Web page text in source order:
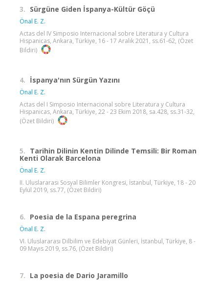
3. Sürgüne Giden İspanya-Kültür Göçü
Önal E. Z.
Actas del IV Simposio Internacional sobre Literatura y Cultura
Hispanicas, Ankara, Türkiye, 16 - 17 Aralık 2021, ss.61-62, (Özet
Bildiri)
4. İspanya'nın Sürgün Yazını
Önal E. Z.
Actas del I Simposio Internacional sobre Literatura y Cultura
Hispanicas, Ankara, Türkiye, 22 - 23 Ekim 2018, sa.428, ss.31-32,
(Özet Bildiri)
5. Tarihin Dilinin Kentin Dilinde Temsili: Bir Roman
Kenti Olarak Barcelona
Önal E. Z.
II. Uluslararası Sosyal Bilimler Kongresi, İstanbul, Türkiye, 18 - 20
Eylül 2019, ss.77, (Özet Bildiri)
6. Poesia de la Espana peregrina
Önal E. Z.
VI. Uluslararası Dilbilim ve Edebiyat Günleri, İstanbul, Türkiye, 8 -
09 Mayıs 2019, ss.76, (Özet Bildiri)
7. La poesia de Dario Jaramillo